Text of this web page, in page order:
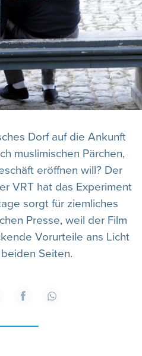
Dorf auf die Ankunft
muslimischen Pärchen,
eröffnen will? Der
VRT hat das Experiment
sorgt für ziemliches
Presse, weil der Film
Vorurteile ans Licht
Seiten.